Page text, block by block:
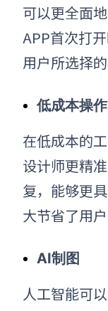
可以更全面
APP首次打
用户所选择
低成本操作
在低成本的
设计师更精
复，能够更
大节省了用
AI制图
人工智能可